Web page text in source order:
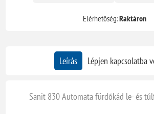
Elérhetőség:Raktáron
Leírás Lépjen kapcsolatba
Sanit 830 Automata fürdőkád le- és